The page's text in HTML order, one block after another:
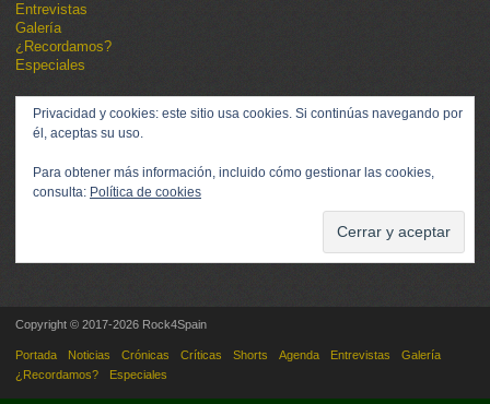
Entrevistas
Galería
¿Recordamos?
Especiales
Privacidad y cookies: este sitio usa cookies. Si continúas navegando por
él, aceptas su uso.
Para obtener más información, incluido cómo gestionar las cookies,
consulta: Política de cookies
Copyright © 2017-2026 Rock4Spain
Portada Noticias Crónicas Críticas Shorts Agenda Entrevistas
Galería
¿Recordamos?
Especiales